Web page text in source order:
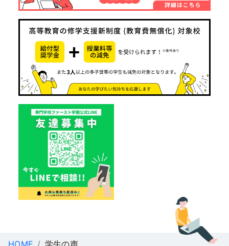
HOME 学生の声